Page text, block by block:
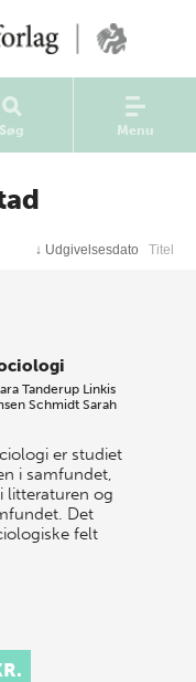
Søg Menu
↓ Udgivelsesdato Titel
Tanderup Linkis
Schmidt Sarah
er studiet
i samfundet,
litteraturen og
Det
felt